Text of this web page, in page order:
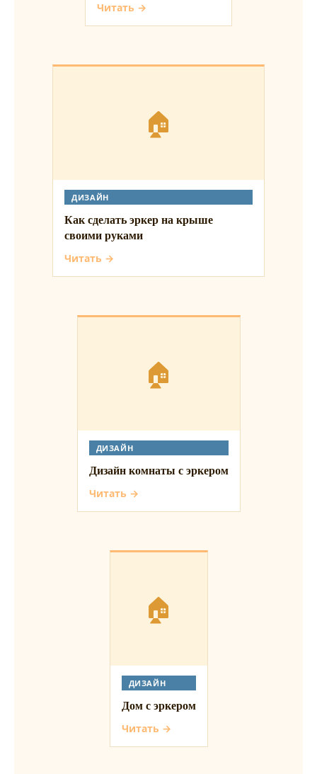
Читать →
🏠
ДИЗАЙН
Как сделать эркер на крыше
своими руками
Читать →
🏠
ДИЗАЙН
Дизайн комнаты с эркером
Читать →
🏠
ДИЗАЙН
Дом с эркером
Читать →